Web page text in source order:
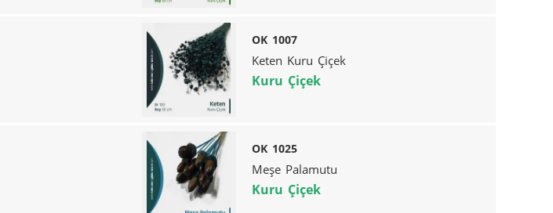
OK 1007
Keten Kuru Çiçek
Kuru Çiçek
OK 1025
Meşe Palamutu
Kuru Çiçek